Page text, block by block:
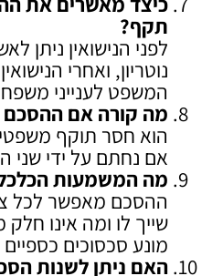
תקף?
לפני הנישואין ניתן
נוטריון, ואחרי
המשפט לענייני
מה קורה אם
הוא חסר תוקף
אם נחתם על ידי שני
מה המשמעות
ההסכם מאפשר לכל
שייך לו ומה אינו
מונע סכסוכים
האם ניתן לשנות